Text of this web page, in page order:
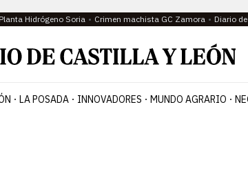
Hidrógeno Soria Crimen machista GC Zamora Diario
LA POSADA INNOVADORES MUNDO AGRARIO